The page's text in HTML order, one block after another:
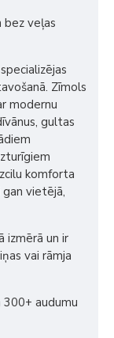
bez veļas
Zīmols
modernu
gultas
komforta
vietējā,
izmērā un ir
vai rāmja
audumu